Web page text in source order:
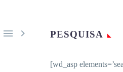
  PESQUISA
[wd_asp